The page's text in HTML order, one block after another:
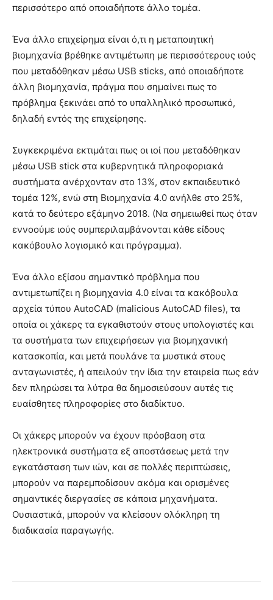
περισσότερο από οποιαδήποτε άλλο τομέα.
Ένα άλλο επιχείρημα είναι ό,τι η μεταποιητική
βιομηχανία βρέθηκε αντιμέτωπη με περισσότερους ιούς
που μεταδόθηκαν μέσω USB sticks, από οποιαδήποτε
άλλη βιομηχανία, πράγμα που σημαίνει πως το
πρόβλημα ξεκινάει από το υπαλληλικό προσωπικό,
δηλαδή εντός της επιχείρησης.
Συγκεκριμένα εκτιμάται πως οι ιοί που μεταδόθηκαν
μέσω USB stick στα κυβερνητικά πληροφοριακά
συστήματα ανέρχονταν στο 13%, στον εκπαιδευτικό
τομέα 12%, ενώ στη Βιομηχανία 4.0 ανήλθε στο 25%,
κατά το δεύτερο εξάμηνο 2018. (Να σημειωθεί πως όταν
εννοούμε ιούς συμπεριλαμβάνονται κάθε είδους
κακόβουλο λογισμικό και πρόγραμμα).
Ένα άλλο εξίσου σημαντικό πρόβλημα που
αντιμετωπίζει η βιομηχανία 4.0 είναι τα κακόβουλα
αρχεία τύπου AutoCAD (malicious AutoCAD files), τα
οποία οι χάκερς τα εγκαθιστούν στους υπολογιστές και
τα συστήματα των επιχειρήσεων για βιομηχανική
κατασκοπία, και μετά πουλάνε τα μυστικά στους
ανταγωνιστές, ή απειλούν την ίδια την εταιρεία πως εάν
δεν πληρώσει τα λύτρα θα δημοσιεύσουν αυτές τις
ευαίσθητες πληροφορίες στο διαδίκτυο.
Οι χάκερς μπορούν να έχουν πρόσβαση στα
ηλεκτρονικά συστήματα εξ αποστάσεως μετά την
εγκατάσταση των ιών, και σε πολλές περιπτώσεις,
μπορούν να παρεμποδίσουν ακόμα και ορισμένες
σημαντικές διεργασίες σε κάποια μηχανήματα.
Ουσιαστικά, μπορούν να κλείσουν ολόκληρη τη
διαδικασία παραγωγής.